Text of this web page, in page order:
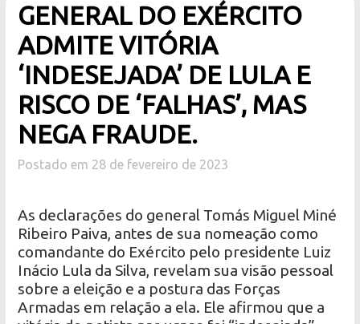
GENERAL DO EXÉRCITO
ADMITE VITÓRIA
‘INDESEJADA’ DE LULA E
RISCO DE ‘FALHAS’, MAS
NEGA FRAUDE.
Postado em 28 de fevereiro de 2023
As declarações do general Tomás Miguel Miné
Ribeiro Paiva, antes de sua nomeação como
comandante do Exército pelo presidente Luiz
Inácio Lula da Silva, revelam sua visão pessoal
sobre a eleição e a postura das Forças
Armadas em relação a ela. Ele afirmou que a